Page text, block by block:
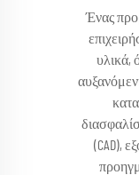
Ένας
υλικά,
(CAD),